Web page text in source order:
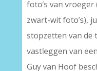
foto’s van
zwart-wit foto’s),
stopzetten van de
vastleggen van
Guy van Hoof